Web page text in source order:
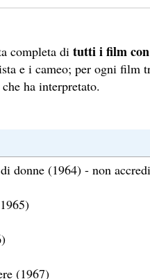
completa di tutti i film
e i cameo; per ogni film
ha interpretato.
donne (1964) - non
(1967)